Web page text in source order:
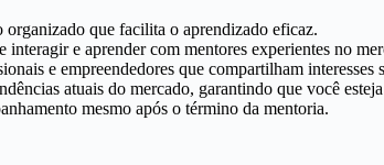
que facilita o aprendizado eficaz.
interagir e aprender com mentores experientes no
e empreendedores que compartilham interesses
atuais do mercado, garantindo que você
mesmo após o término da mentoria.